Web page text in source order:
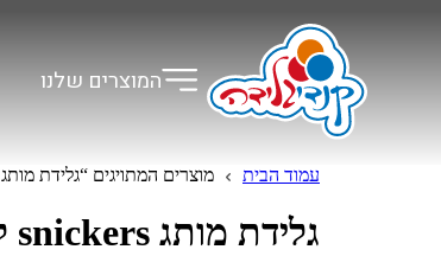
המוצרים שלנו
עמוד הבית מוצרים המתויגים “גלידת מותג snickers לבן”
גלידת מותג snickers לבן